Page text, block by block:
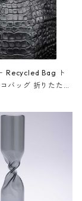
Recycled Bag ト
バッグ 折りたたみ
収納ポーチ CRO
クロコダイル/ブラ